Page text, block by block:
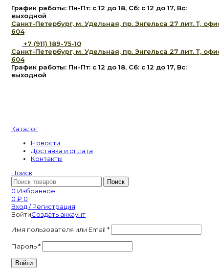
График работы: Пн-Пт: с 12 до 18, Сб: с 12 до 17, Вс:
выходной
Санкт-Петербург, м. Удельная, пр. Энгельса 27 лит. Т,
604
+7 (911) 189-75-10
Санкт-Петербург, м. Удельная, пр. Энгельса 27 лит. Т,
604
График работы: Пн-Пт: с 12 до 18, Сб: с 12 до 17, Вс:
выходной
Каталог
Новости
Доставка и оплата
Контакты
Поиск
Поиск
0 Избранное
0 ₽ 0
Вход / Регистрация
ВойтиСоздать аккаунт
Имя пользователя или Email *
Пароль*
Войти